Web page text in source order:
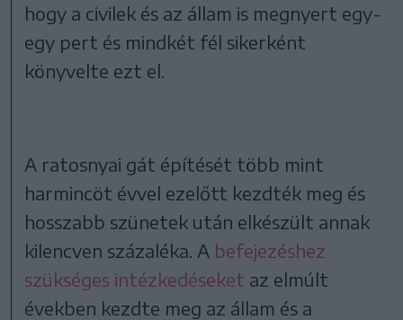
hogy a civilek és az állam is megnyert egy-
egy pert és mindkét fél sikerként
könyvelte ezt el.
A ratosnyai gát építését több mint
harmincöt évvel ezelőtt kezdték meg és
hosszabb szünetek után elkészült annak
kilencven százaléka. A befejezéshez
szükséges intézkedéseket az elmúlt
években kezdte meg az állam és a